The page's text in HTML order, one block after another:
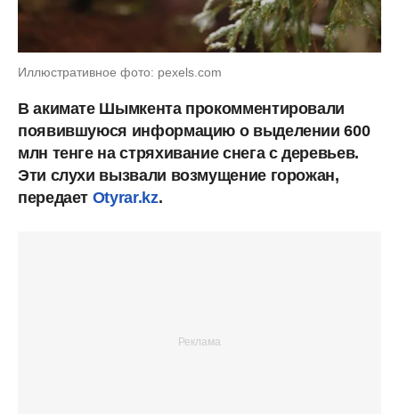
Иллюстративное фото: pexels.com
В акимате Шымкента прокомментировали
появившуюся информацию о выделении 600
млн тенге на стряхивание снега с деревьев.
Эти слухи вызвали возмущение горожан,
передает Otyrar.kz.